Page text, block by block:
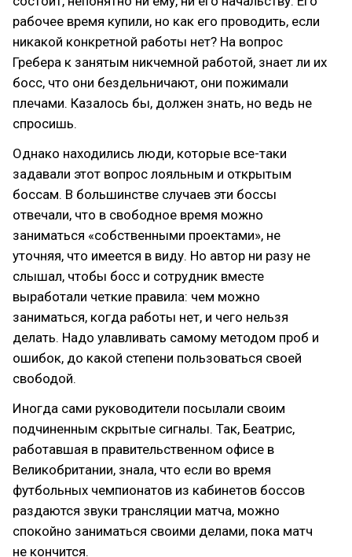
рабочее время купили, но как его проводить, если
никакой конкретной работы нет? На вопрос
Гребера к занятым никчемной работой, знает ли их
босс, что они бездельничают, они пожимали
плечами. Казалось бы, должен знать, но ведь не
спросишь.
Однако находились люди, которые все-таки
задавали этот вопрос лояльным и открытым
боссам. В большинстве случаев эти боссы
отвечали, что в свободное время можно
заниматься «собственными проектами», не
уточняя, что имеется в виду. Но автор ни разу не
слышал, чтобы босс и сотрудник вместе
выработали четкие правила: чем можно
заниматься, когда работы нет, и чего нельзя
делать. Надо улавливать самому методом проб и
ошибок, до какой степени пользоваться своей
свободой.
Иногда сами руководители посылали своим
подчиненным скрытые сигналы. Так, Беатрис,
работавшая в правительственном офисе в
Великобритании, знала, что если во время
футбольных чемпионатов из кабинетов боссов
раздаются звуки трансляции матча, можно
спокойно заниматься своими делами, пока матч
не кончится.